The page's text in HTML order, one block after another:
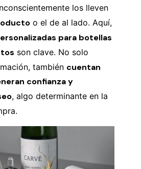
los lleven
o el de al lado. Aquí,
para botellas
son clave. No solo
también cuentan
confianza y
, algo determinante en la